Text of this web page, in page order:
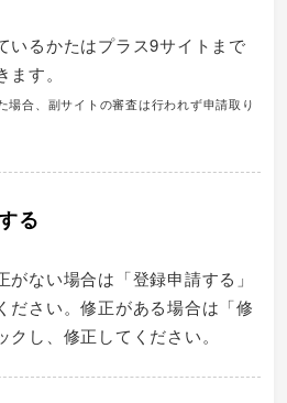
いるかたはプラス9サイトまで
す。
場合、副サイトの審査は行われず申請取り
る
がない場合は「登録申請する」
ださい。修正がある場合は「修
し、修正してください。